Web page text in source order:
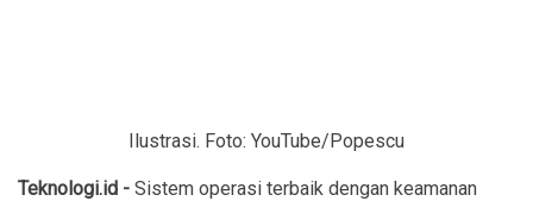
Ilustrasi. Foto: YouTube/Popescu
Teknologi.id - Sistem operasi terbaik dengan keamanan